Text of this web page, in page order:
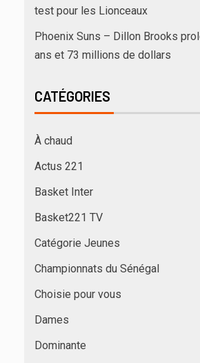
test pour les Lionceaux
Phoenix Suns – Dillon Brooks
ans et 73 millions de dollars
CATÉGORIES
À chaud
Actus 221
Basket Inter
Basket221 TV
Catégorie Jeunes
Championnats du Sénégal
Choisie pour vous
Dames
Dominante